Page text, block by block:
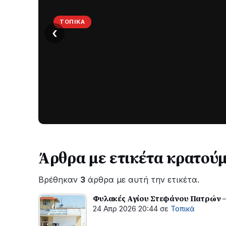
ΤΟΠΙΚΆ
Στο
Λυγιά
περιοχές
περίπου
ώρες
–
Σε
εξέλιξη
‹
Άρθρα με ετικέτα
Βρέθηκαν 3 άρθρα με αυτή την ετικέτα.
Φυλακές Αγίου Στεφάνου Πατρών
24 Απρ 2026 20:44 σε Τοπικά